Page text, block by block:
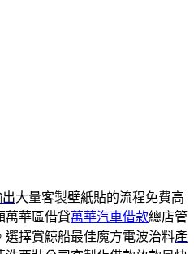
大量客製壁紙貼的流程免費高
萬華區借貸萬華汽車借款總店管
擇賞鯨船最佳魔方電波治料產